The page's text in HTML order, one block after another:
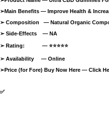
➢Main Benefits — Improve Health &
➢Composition — Natural Organic
➢Side-Effects — NA
➢Rating: — ⭐⭐⭐⭐⭐
➢Availability — Online
➢Price (for Fore) Buy Now Here — Click
✅